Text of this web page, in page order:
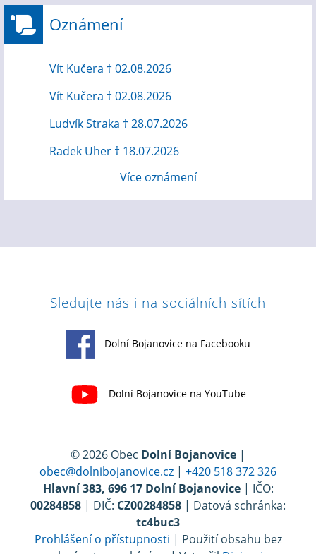
Oznámení
Vít Kučera † 02.08.2026
Vít Kučera † 02.08.2026
Ludvík Straka † 28.07.2026
Radek Uher † 18.07.2026
Více oznámení
Sledujte nás i na sociálních sítích
Dolní Bojanovice na Facebooku
Dolní Bojanovice na YouTube
© 2026 Obec Dolní Bojanovice |
obec@dolnibojanovice.cz | +420 518 372 326
Hlavní 383, 696 17 Dolní Bojanovice| IČO:
00284858 | DIČ: CZ00284858 | Datová schránka:
tc4buc3
Prohlášení o přístupnosti | Použití obsahu bez